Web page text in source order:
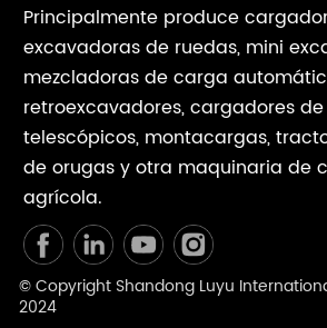
Principalmente produce
excavadoras de ruedas, mini
mezcladoras de carga
retroexcavadores, cargadores
telescópicos, montacargas,
de orugas y otra maquinaria de
agrícola.
© Copyright Shandong Luyu
2024